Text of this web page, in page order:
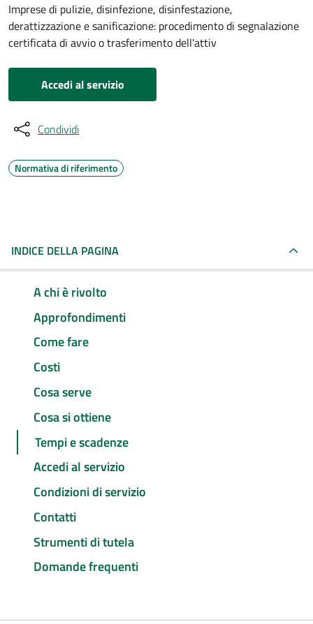
Imprese di pulizie, disinfezione, disinfestazione,
derattizzazione e sanificazione: procedimento di segnalazione
certificata di avvio o trasferimento dell'attiv
Accedi al servizio
Condividi
Normativa di riferimento
INDICE DELLA PAGINA
A chi è rivolto
Approfondimenti
Come fare
Costi
Cosa serve
Cosa si ottiene
Tempi e scadenze
Accedi al servizio
Condizioni di servizio
Contatti
Strumenti di tutela
Domande frequenti